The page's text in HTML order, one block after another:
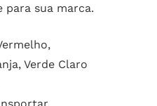
para sua marca.
Verde Claro